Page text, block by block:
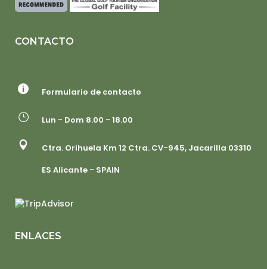
CONTACTO
Formulario de contacto
Lun - Dom 8.00 - 18.00
Ctra. Orihuela Km 12 Ctra. CV-945, Jacarilla 03310
ES Alicante - SPAIN
ENLACES